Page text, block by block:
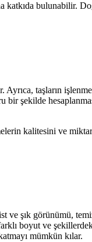
katkıda bulunabilir.
Ayrıca, taşların
bir şekilde
kalitesini ve
ve şık görünümü,
boyut ve
mümkün kılar.